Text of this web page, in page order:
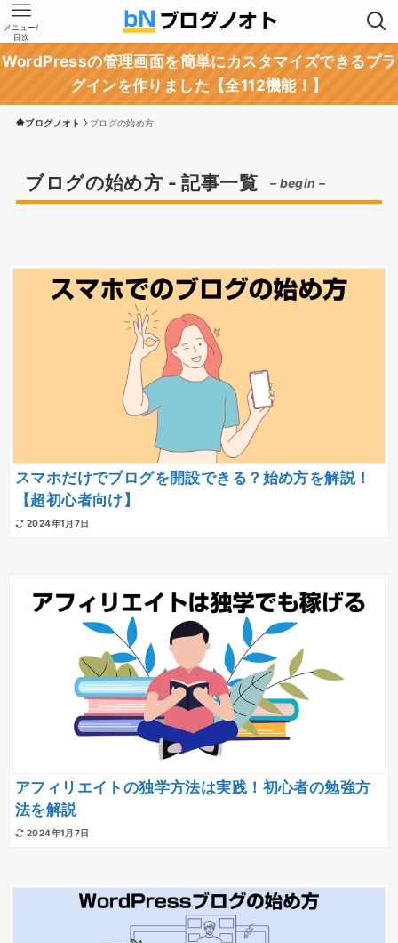
メニュー/
目次
WordPressの管理画面を簡単にカスタマイズできるプラ
グインを作りました【全112機能！】
ブログノオト ブログの始め方
ブログの始め方 - 記事一覧 – begin –
スマホだけでブログを開設できる？始め方を解説！
【超初心者向け】
2024年1月7日
アフィリエイトの独学方法は実践！初心者の勉強方
法を解説
2024年1月7日